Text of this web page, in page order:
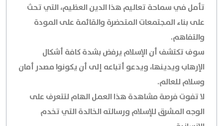
تأمل في سماحة تعاليم هذا الدين العظيم، التي تحث
على بناء المجتمعات المتحضرة والقائمة على المودة
والتفاهم.
سوف تكتشف أن الإسلام يرفض بشدة كافة أشكال
الإرهاب ويدينها، ويدعو أتباعه إلى أن يكونوا مصدر أمان
وسلام للعالم.
لا تفوت فرصة مشاهدة هذا العمل الهام لتتعرف على
الوجه المشرق للإسلام ورسالته الخالدة التي تخدم